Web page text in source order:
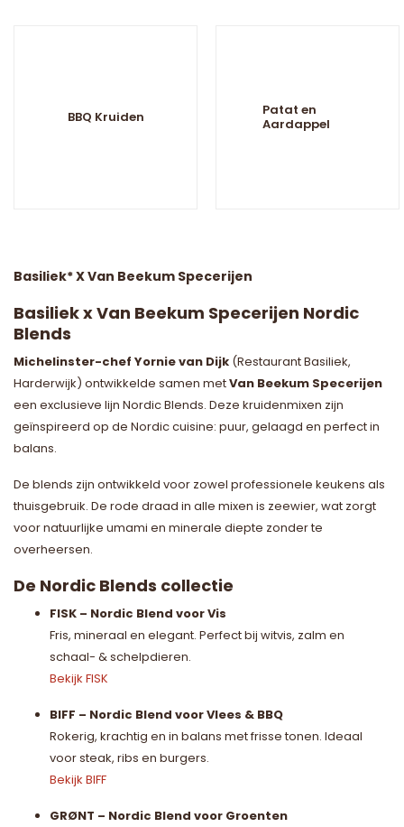
BBQ Kruiden
Patat en
Aardappel
Basiliek* X Van Beekum Specerijen
Basiliek x Van Beekum Specerijen Nordic
Blends
Michelinster-chef Yornie van Dijk (Restaurant Basiliek,
Harderwijk) ontwikkelde samen metVan Beekum Specerijen
een exclusieve lijn Nordic Blends. Deze kruidenmixen zijn
geïnspireerd op de Nordic cuisine: puur, gelaagd en perfect in
balans.
De blends zijn ontwikkeld voor zowel professionele keukens als
thuisgebruik. De rode draad in alle mixen is zeewier, wat zorgt
voor natuurlijke umami en minerale diepte zonder te
overheersen.
De Nordic Blends collectie
FISK – Nordic Blend voor Vis
Fris, mineraal en elegant. Perfect bij witvis, zalm en
schaal- & schelpdieren.
Bekijk FISK
BIFF – Nordic Blend voor Vlees & BBQ
Rokerig, krachtig en in balans met frisse tonen. Ideaal
voor steak, ribs en burgers.
Bekijk BIFF
GRØNT – Nordic Blend voor Groenten